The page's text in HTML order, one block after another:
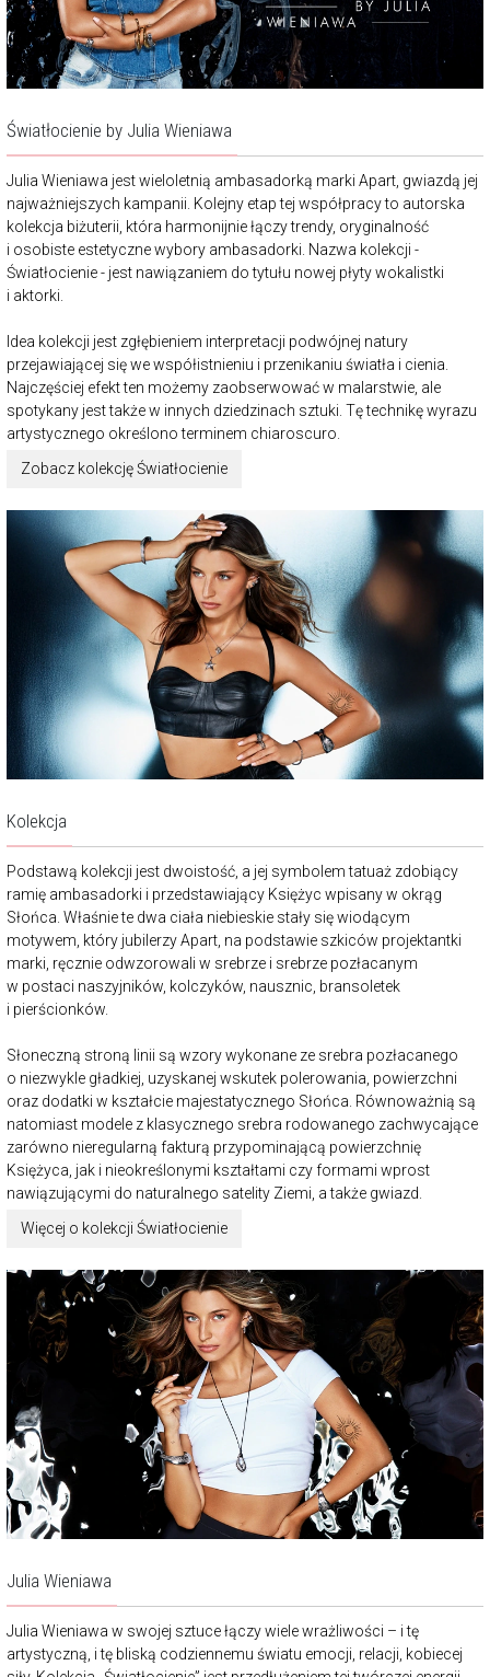
Światłocienie by Julia Wieniawa
Julia Wieniawa jest wieloletnią ambasadorką marki Apart, gwiazdą jej
najważniejszych kampanii. Kolejny etap tej współpracy to autorska
kolekcja biżuterii, która harmonijnie łączy trendy, oryginalność
i osobiste estetyczne wybory ambasadorki. Nazwa kolekcji -
Światłocienie - jest nawiązaniem do tytułu nowej płyty wokalistki
i aktorki.
Idea kolekcji jest zgłębieniem interpretacji podwójnej natury
przejawiającej się we współistnieniu i przenikaniu światła i cienia.
Najczęściej efekt ten możemy zaobserwować w malarstwie, ale
spotykany jest także w innych dziedzinach sztuki. Tę technikę wyrazu
artystycznego określono terminem chiaroscuro.
Zobacz kolekcję Światłocienie
Kolekcja
Podstawą kolekcji jest dwoistość, a jej symbolem tatuaż zdobiący
ramię ambasadorki i przedstawiający Księżyc wpisany w okrąg
Słońca. Właśnie te dwa ciała niebieskie stały się wiodącym
motywem, który jubilerzy Apart, na podstawie szkiców projektantki
marki, ręcznie odwzorowali w srebrze i srebrze pozłacanym
w postaci naszyjników, kolczyków, nausznic, bransoletek
i pierścionków.
Słoneczną stroną linii są wzory wykonane ze srebra pozłacanego
o niezwykle gładkiej, uzyskanej wskutek polerowania, powierzchni
oraz dodatki w kształcie majestatycznego Słońca. Równoważnią są
natomiast modele z klasycznego srebra rodowanego zachwycające
zarówno nieregularną fakturą przypominającą powierzchnię
Księżyca, jak i nieokreślonymi kształtami czy formami wprost
nawiązującymi do naturalnego satelity Ziemi, a także gwiazd.
Więcej o kolekcji Światłocienie
Julia Wieniawa
Julia Wieniawa w swojej sztuce łączy wiele wrażliwości – i tę
artystyczną, i tę bliską codziennemu światu emocji, relacji, kobiecej